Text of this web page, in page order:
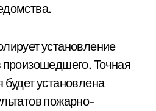
установление
произошедшего. Точная
будет установлена
пожарно-